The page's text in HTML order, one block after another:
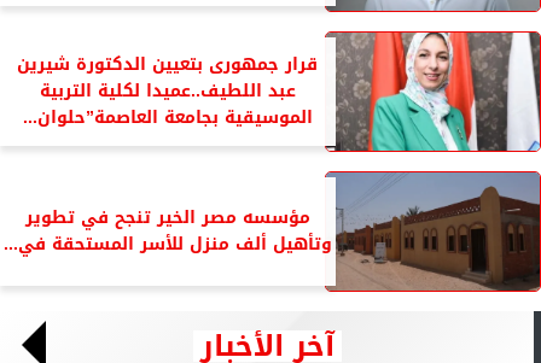
قرار جمهورى بتعيين الدكتورة شيرين
عبد اللطيف..عميدا لكلية التربية
الموسيقية بجامعة العاصمة”حلوان...
مؤسسه مصر الخير تنجح في تطوير
وتأهيل ألف منزل للأسر المستحقة في...
آخر الأخبار